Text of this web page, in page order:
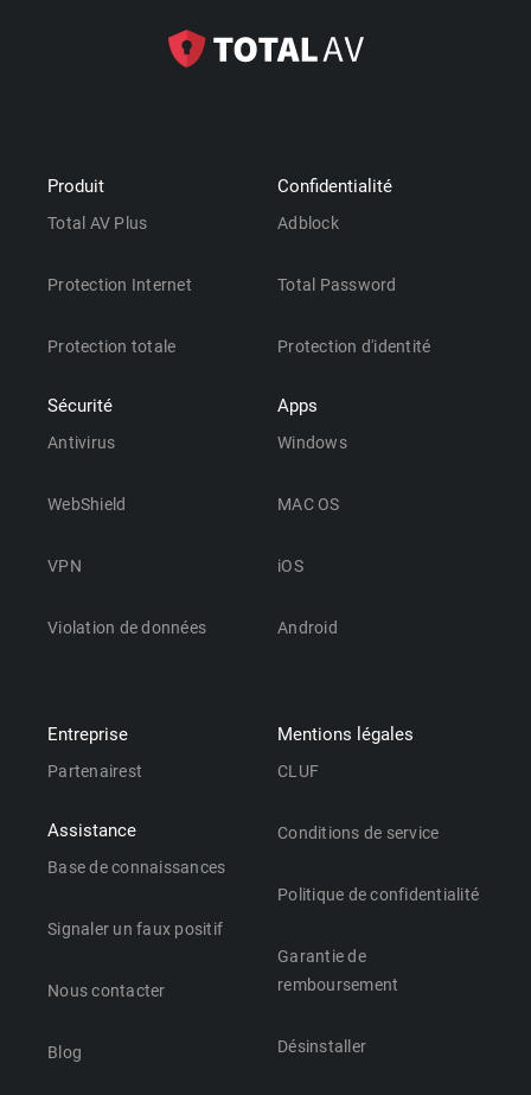
Produit
Total AV Plus
Protection Internet
Protection totale
Sécurité
Antivirus
WebShield
VPN
Violation de données
Confidentialité
Adblock
Total Password
Protection d'identité
Apps
Windows
MAC OS
iOS
Android
Entreprise
Partenairest
Assistance
Base de connaissances
Signaler un faux positif
Nous contacter
Blog
Mentions légales
CLUF
Conditions de service
Politique de confidentialité
Garantie de
remboursement
Désinstaller